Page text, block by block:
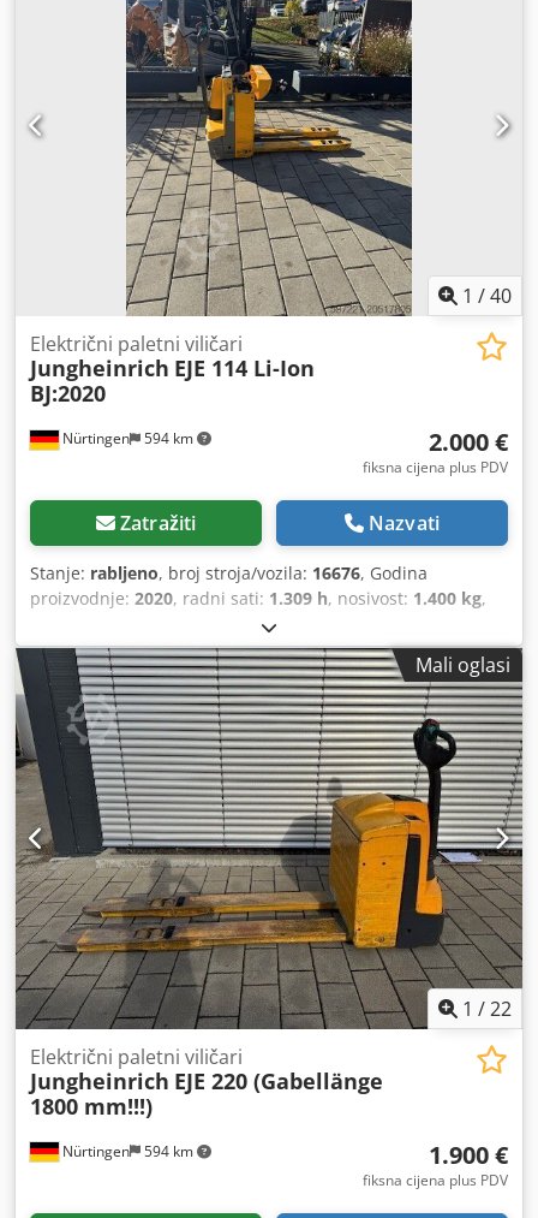
1 /40
Nürtingen 594 km
Električni paletni viličari
Jungheinrich EJE 114 Li-Ion
BJ:2020
2.000 €
fiksna cijena plus PDV
Zatražiti Nazvati
Stanje: rabljeno, broj stroja/vozila: 16676, Godina
proizvodnje: 2020, radni sati: 1.309 h, nosivost: 1.400 kg,
, težište tereta:
goriva:električni, vrsta jarbola:drugo, građevinska visina:
1.320 mm, napon baterije:24 V, veličina prednje gume:,
veličina stražnje gume:, ukupna masa:407 kg, 5014032
Serijski broj: 98265203 Cedoxwf Sqopfx Aqvsha Podaci o
akumulatoru: 24 volta
Mali oglasi
1 /22
Nürtingen 594 km
Električni paletni viličari
Jungheinrich EJE 220 (Gabellänge
1800 mm!!!)
1.900 €
fiksna cijena plus PDV